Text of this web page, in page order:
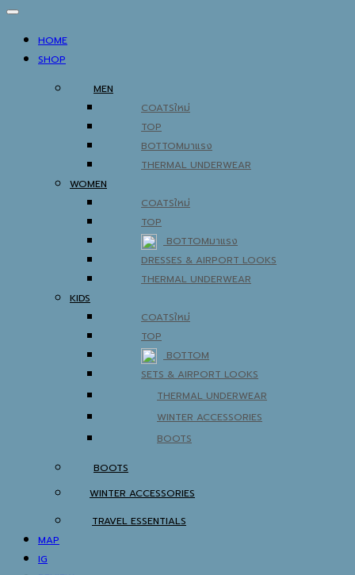
HOME
SHOP
MEN
COATS
TOP
BOTTOM
THERMAL UNDERWEAR
WOMEN
COATS
TOP
BOTTOM
DRESSES & AIRPORT LOOKS
THERMAL UNDERWEAR
KIDS
COATS
TOP
BOTTOM
SETS & AIRPORT LOOKS
THERMAL UNDERWEAR
WINTER ACCESSORIES
WINTER ACCESSORIES
TRAVEL ESSENTIALS
REVIEW
BLOG